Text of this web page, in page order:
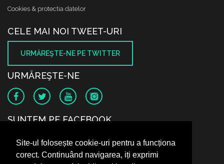
Site-ul folosește cookie-uri pentru a funcționa
corect. Continuând navigarea, iți exprimi
Cookies & protectia datelor
CELE MAI NOI TWEET-URI
URMĂREŞTE-NE PE TWITTER
URMĂREŞTE-NE
SUNTEM PE FACEBOOK